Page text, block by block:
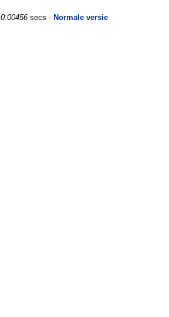
0.00456 secs - Normale versie